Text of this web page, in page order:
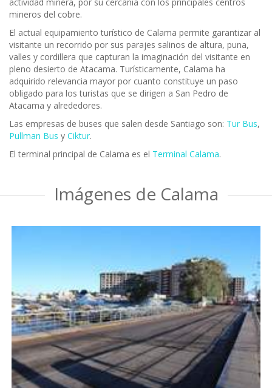
mineros del cobre.
El actual equipamiento turístico de Calama permite garantizar al
visitante un recorrido por sus parajes salinos de altura, puna,
valles y cordillera que capturan la imaginación del visitante en
pleno desierto de Atacama. Turísticamente, Calama ha
adquirido relevancia mayor por cuanto constituye un paso
obligado para los turistas que se dirigen a San Pedro de
Atacama y alrededores.
Las empresas de buses que salen desde Santiago son: Tur Bus,
Pullman Bus y Ciktur.
El terminal principal de Calama es el Terminal Calama.
Imágenes de Calama